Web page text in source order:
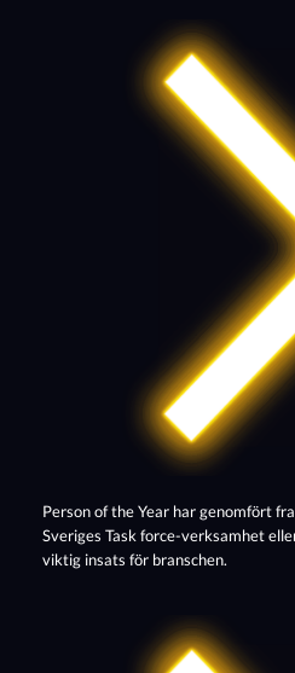
Person of the Year har genomfört
Sveriges Task force-verksamhet
viktig insats för branschen.